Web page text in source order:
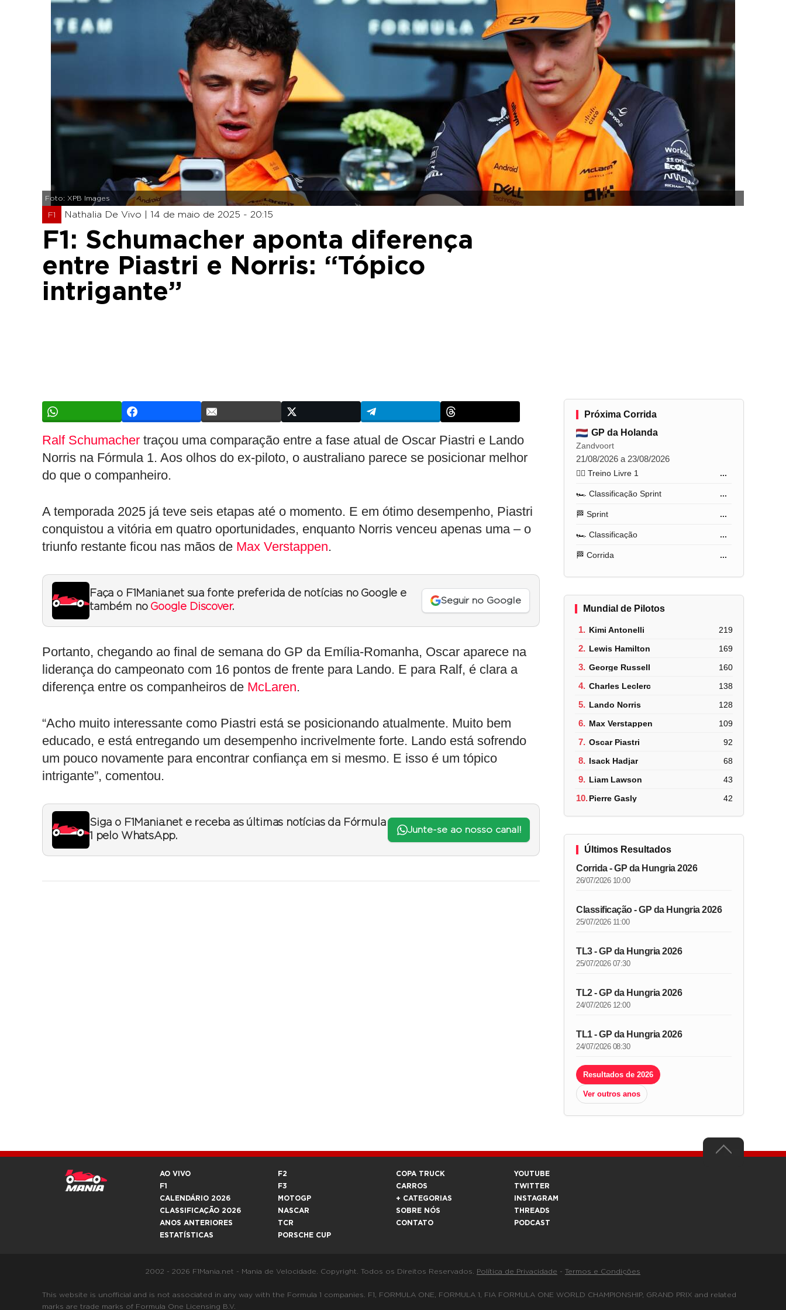
Foto: XPB Images
F1 Nathalia De Vivo | 14 de maio de 2025 - 20:15
F1: Schumacher aponta diferença
entre Piastri e Norris: “Tópico
intrigante”
Ralf Schumacher traçou uma comparação entre a fase atual de Oscar Piastri e Lando
Norris na Fórmula 1. Aos olhos do ex-piloto, o australiano parece se posicionar melhor
do que o companheiro.
A temporada 2025 já teve seis etapas até o momento. E em ótimo desempenho, Piastri
conquistou a vitória em quatro oportunidades, enquanto Norris venceu apenas uma – o
triunfo restante ficou nas mãos de Max Verstappen.
Faça o F1Mania.net sua fonte preferida de notícias no Google e
também no Google Discover.
Seguir no Google
Portanto, chegando ao final de semana do GP da Emília-Romanha, Oscar aparece na
liderança do campeonato com 16 pontos de frente para Lando. E para Ralf, é clara a
diferença entre os companheiros de McLaren.
“Acho muito interessante como Piastri está se posicionando atualmente. Muito bem
educado, e está entregando um desempenho incrivelmente forte. Lando está sofrendo
um pouco novamente para encontrar confiança em si mesmo. E isso é um tópico
intrigante”, comentou.
Siga o F1Mania.net e receba as últimas notícias da Fórmula
1 pelo WhatsApp.
Junte-se ao nosso canal!
Próxima Corrida
GP da Holanda
Zandvoort
21/08/2026 a 23/08/2026
🏋️‍♂️ Treino Livre 1 ...
🏎️ Classificação Sprint ...
🏁 Sprint ...
🏎️ Classificação ...
🏁 Corrida ...
Mundial de Pilotos
1. Kimi Antonelli 219
2. Lewis Hamilton 169
3. George Russell 160
4. Charles Leclerc 138
5. Lando Norris 128
6. Max Verstappen 109
7. Oscar Piastri 92
8. Isack Hadjar 68
9. Liam Lawson 43
10.Pierre Gasly 42
Últimos Resultados
Corrida - GP da Hungria 2026
26/07/2026 10:00
Classificação - GP da Hungria 2026
25/07/2026 11:00
TL3 - GP da Hungria 2026
25/07/2026 07:30
TL2 - GP da Hungria 2026
24/07/2026 12:00
TL1 - GP da Hungria 2026
24/07/2026 08:30
Resultados de 2026
Ver outros anos
AO VIVO
F1
CALENDÁRIO 2026
CLASSIFICAÇÃO 2026
ANOS ANTERIORES
ESTATÍSTICAS
F2
F3
MOTOGP
NASCAR
TCR
PORSCHE CUP
COPA TRUCK
CARROS
+ CATEGORIAS
SOBRE NÓS
CONTATO
YOUTUBE
TWITTER
INSTAGRAM
THREADS
PODCAST
2002 - 2026 F1Mania.net - Mania de Velocidade. Copyright. Todos os Direitos Reservados. Política de Privacidade - Termos e Condições
This website is unofficial and is not associated in any way with the Formula 1 companies. F1, FORMULA ONE, FORMULA 1, FIA FORMULA ONE WORLD CHAMPIONSHIP, GRAND PRIX and related
marks are trade marks of Formula One Licensing B.V.